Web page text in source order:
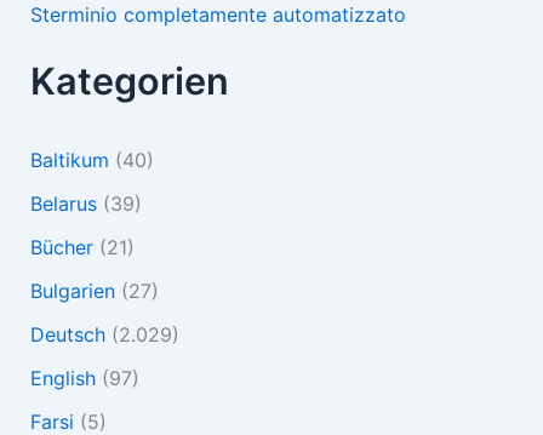
Sterminio completamente automatizzato
Kategorien
Baltikum (40)
Belarus(39)
Bücher(21)
Bulgarien(27)
Deutsch(2.029)
English(97)
Farsi (5)